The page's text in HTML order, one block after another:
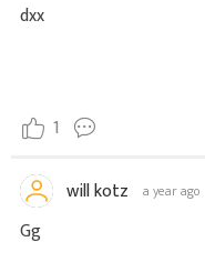
dxx
1
will kotz a year ago
Gg